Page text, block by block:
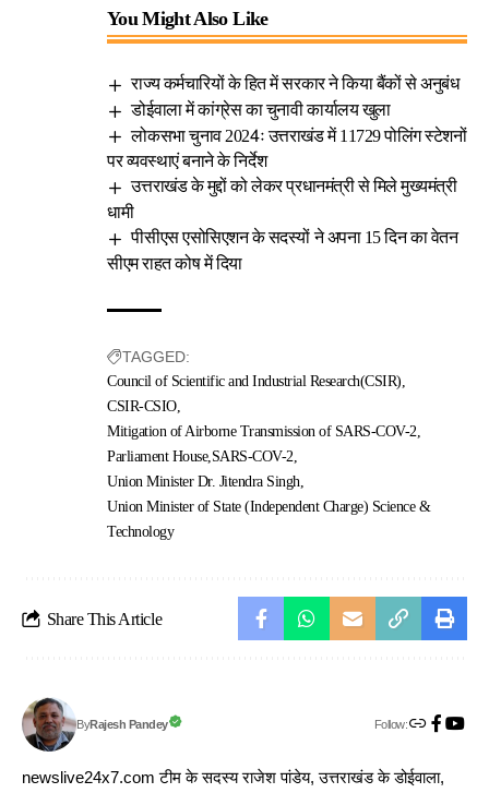
You Might Also Like
राज्य कर्मचारियों के हित में सरकार ने किया बैंकों से अनुबंध
डोईवाला में कांग्रेस का चुनावी कार्यालय खुला
लोकसभा चुनाव 2024ः उत्तराखंड में 11729 पोलिंग स्टेशनों
पर व्यवस्थाएं बनाने के निर्देश
उत्तराखंड के मुद्दों को लेकर प्रधानमंत्री से मिले मुख्यमंत्री
धामी
पीसीएस एसोसिएशन के सदस्यों ने अपना 15 दिन का वेतन
सीएम राहत कोष में दिया
TAGGED:
Council of Scientific and Industrial Research(CSIR)
CSIR-CSIO
Mitigation of Airborne Transmission of SARS-COV-2
Parliament House SARS-COV-2
Union Minister Dr. Jitendra Singh
Union Minister of State (Independent Charge) Science &
Technology
Share This Article
ByRajesh Pandey Follow:
newslive24x7.com टीम के सदस्य राजेश पांडेय, उत्तराखंड के डोईवाला,